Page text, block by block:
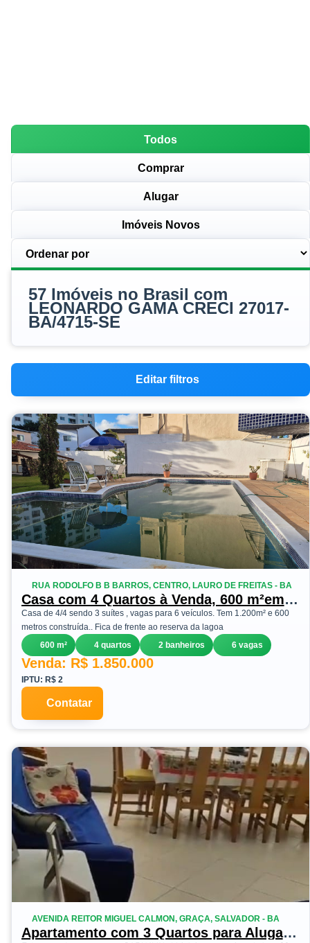
Todos
Comprar
Alugar
Imóveis Novos
57 Imóveis no Brasil com
LEONARDO GAMA CRECI 27017-
BA/4715-SE
Editar filtros
RUA RODOLFO B B BARROS, CENTRO, LAURO DE FREITAS - BA
Casa com 4 Quartos à Venda, 600 m²em
Centro - Lauro de Freitas
Casa de 4/4 sendo 3 suítes , vagas para 6 veículos. Tem 1.200m² e 600
metros construída.. Fica de frente ao reserva da lagoa
600 m²
4 quartos 2 banheiros 6 vagas
Venda: R$ 1.850.000
IPTU: R$ 2
Contatar
AVENIDA REITOR MIGUEL CALMON, GRAÇA, SALVADOR - BA
Apartamento com 3 Quartos para Alugar